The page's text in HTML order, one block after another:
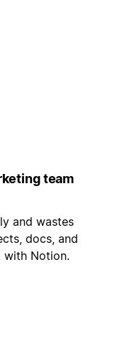
team
and wastes
docs, and
with Notion.